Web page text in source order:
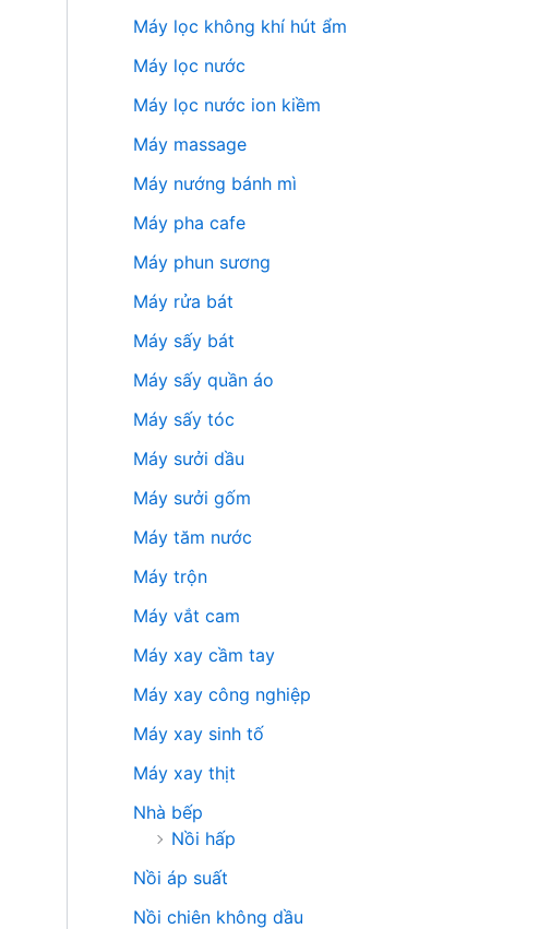
Máy lọc không khí hút ẩm
Máy lọc nước
Máy lọc nước ion kiềm
Máy massage
Máy nướng bánh mì
Máy pha cafe
Máy phun sương
Máy rửa bát
Máy sấy bát
Máy sấy quần áo
Máy sấy tóc
Máy sưởi dầu
Máy sưởi gốm
Máy tăm nước
Máy trộn
Máy vắt cam
Máy xay cầm tay
Máy xay công nghiệp
Máy xay sinh tố
Máy xay thịt
Nhà bếp
Nồi hấp
Nồi áp suất
Nồi chiên không dầu